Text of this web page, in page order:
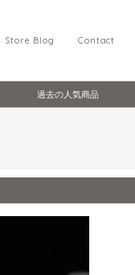
Contact
Store Blog
過去の人気商品